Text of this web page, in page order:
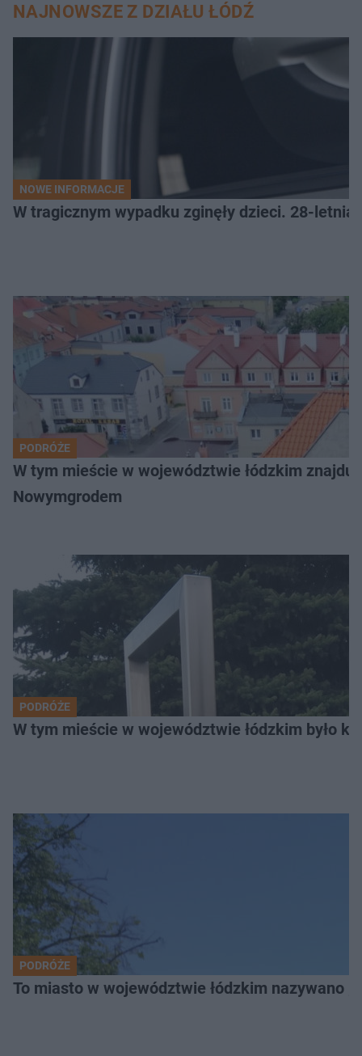
NAJNOWSZE Z DZIAŁU ŁÓDŹ
NOWE INFORMACJE
W tragicznym wypadku zginęły dzieci. 28-
PODRÓŻE
W tym mieście w województwie łódzkim
Nowymgrodem
PODRÓŻE
W tym mieście w województwie łódzkim było
PODRÓŻE
To miasto w województwie łódzkim nazywano